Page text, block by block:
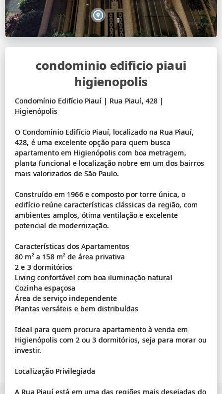
condominio edificio piaui
higienopolis
Condomínio Edifício Piauí | Rua Piauí, 428 |
Higienópolis
O Condomínio Edifício Piauí, localizado na Rua Piauí,
428, é uma excelente opção para quem busca
apartamento em Higienópolis com boa metragem,
planta funcional e localização nobre em um dos bairros
mais valorizados de São Paulo.
Construído em 1966 e composto por torre única, o
edifício reúne características clássicas da região, com
ambientes amplos, ótima ventilação e excelente
potencial de modernização.
Características dos Apartamentos
80 m² a 158 m² de área privativa
2 e 3 dormitórios
Living confortável com boa iluminação natural
Cozinha espaçosa
Área de serviço independente
Plantas versáteis e bem distribuídas
Ideal para quem procura apartamento à venda em
Higienópolis com 2 ou 3 dormitórios, seja para morar ou
investir.
Localização Privilegiada
A Rua Piauí está em uma das regiões mais desejadas do